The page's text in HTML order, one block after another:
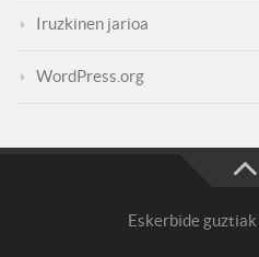
Iruzkinen jarioa
WordPress.org
Eskerbide